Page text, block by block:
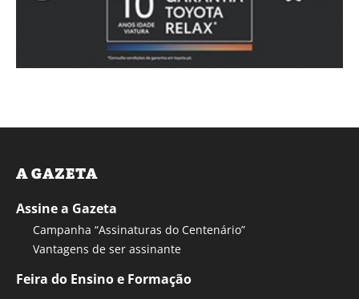
A GAZETA
Assine a Gazeta
Campanha “Assinaturas do Centenário”
Vantagens de ser assinante
Feira do Ensino e Formação